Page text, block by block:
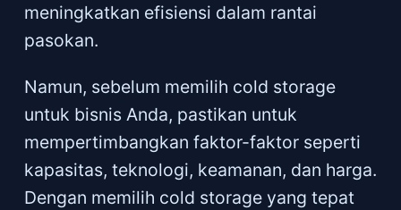
meningkatkan efisiensi dalam rantai
pasokan.
Namun, sebelum memilih cold storage
untuk bisnis Anda, pastikan untuk
mempertimbangkan faktor-faktor seperti
kapasitas, teknologi, keamanan, dan harga.
Dengan memilih cold storage yang tepat